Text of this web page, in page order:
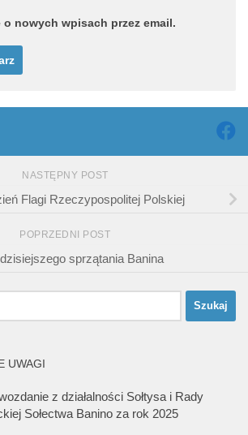
o nowych wpisach przez email.
NASTĘPNY POST
Flagi Rzeczypospolitej Polskiej
POPRZEDNI POST
sprzątania Banina
UWAGI
z działalności Sołtysa i Rady
Sołectwa Banino za rok 2025